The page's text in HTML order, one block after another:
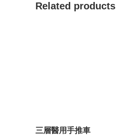
Related products
三層醫用手推車